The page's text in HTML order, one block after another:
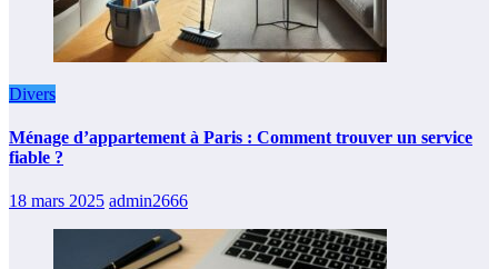
Divers
Ménage d’appartement à Paris : Comment trouver un service
fiable ?
18 mars 2025 admin2666